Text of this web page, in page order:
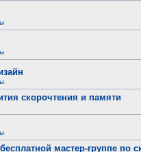
скорочтения и памяти
мастер-группе по